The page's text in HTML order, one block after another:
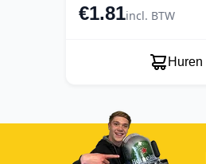
€1.81incl. BTW
Huren